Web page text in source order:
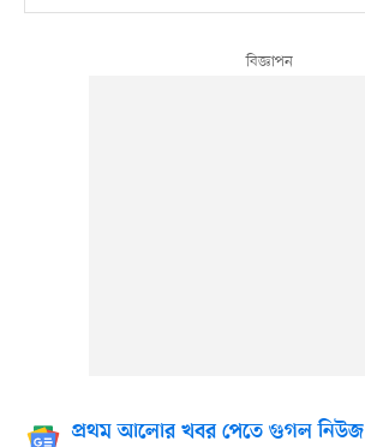
প্রথম আলোর খবর পেতে গুগল নিউজ